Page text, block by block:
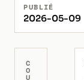
PUBLIÉ
2026-05-09
C
O
U